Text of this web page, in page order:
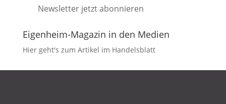
Newsletter jetzt abonnieren
Eigenheim-Magazin in den Medien
Hier geht's zum Artikel im Handelsblatt
DATENSCHUTZ